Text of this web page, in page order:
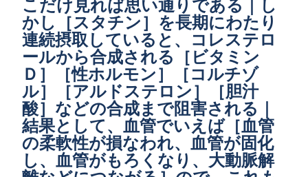
こだけ見れば思い通りである｜し
かし［スタチン］を長期にわたり
連続摂取していると、コレステロ
ールから合成される［ビタミン
Ｄ］［性ホルモン］［コルチゾ
ル］［アルドステロン］［胆汁
酸］などの合成まで阻害される｜
結果として、血管でいえば［血管
の柔軟性が損なわれ、血管が固化
し、血管がもろくなり、大動脈解